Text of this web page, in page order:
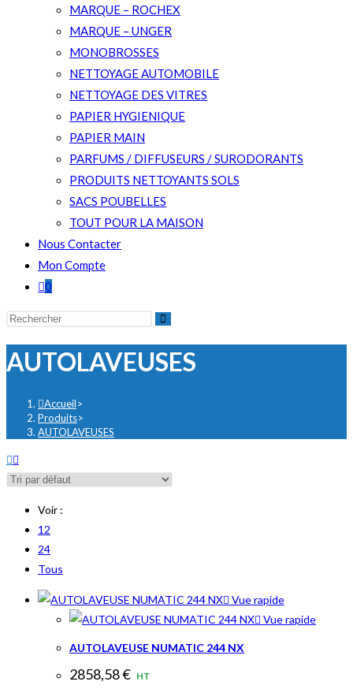
MARQUE – ROCHEX
MARQUE – UNGER
MONOBROSSES
NETTOYAGE AUTOMOBILE
NETTOYAGE DES VITRES
PAPIER HYGIENIQUE
PAPIER MAIN
PARFUMS / DIFFUSEURS / SURODORANTS
PRODUITS NETTOYANTS SOLS
SACS POUBELLES
TOUT POUR LA MAISON
Nous Contacter
Mon Compte
0
Rechercher
ce
AUTOLAVEUSES
Accueil>
Produits>
AUTOLAVEUSES
Voir :
12
24
Tous
Vue rapide
Vue rapide
AUTOLAVEUSE NUMATIC 244 NX
2858,58€ HT